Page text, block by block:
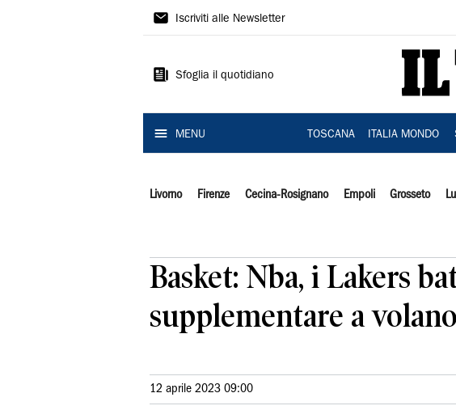
Il
Iscriviti alle Newsletter
Sfoglia il quotidiano
MENU TOSCANA ITALIA MONDO
Livorno Firenze Cecina-Rosignano Empoli Grosseto
Basket: Nba, i Lakers
supplementare a
12 aprile 2023 09:00